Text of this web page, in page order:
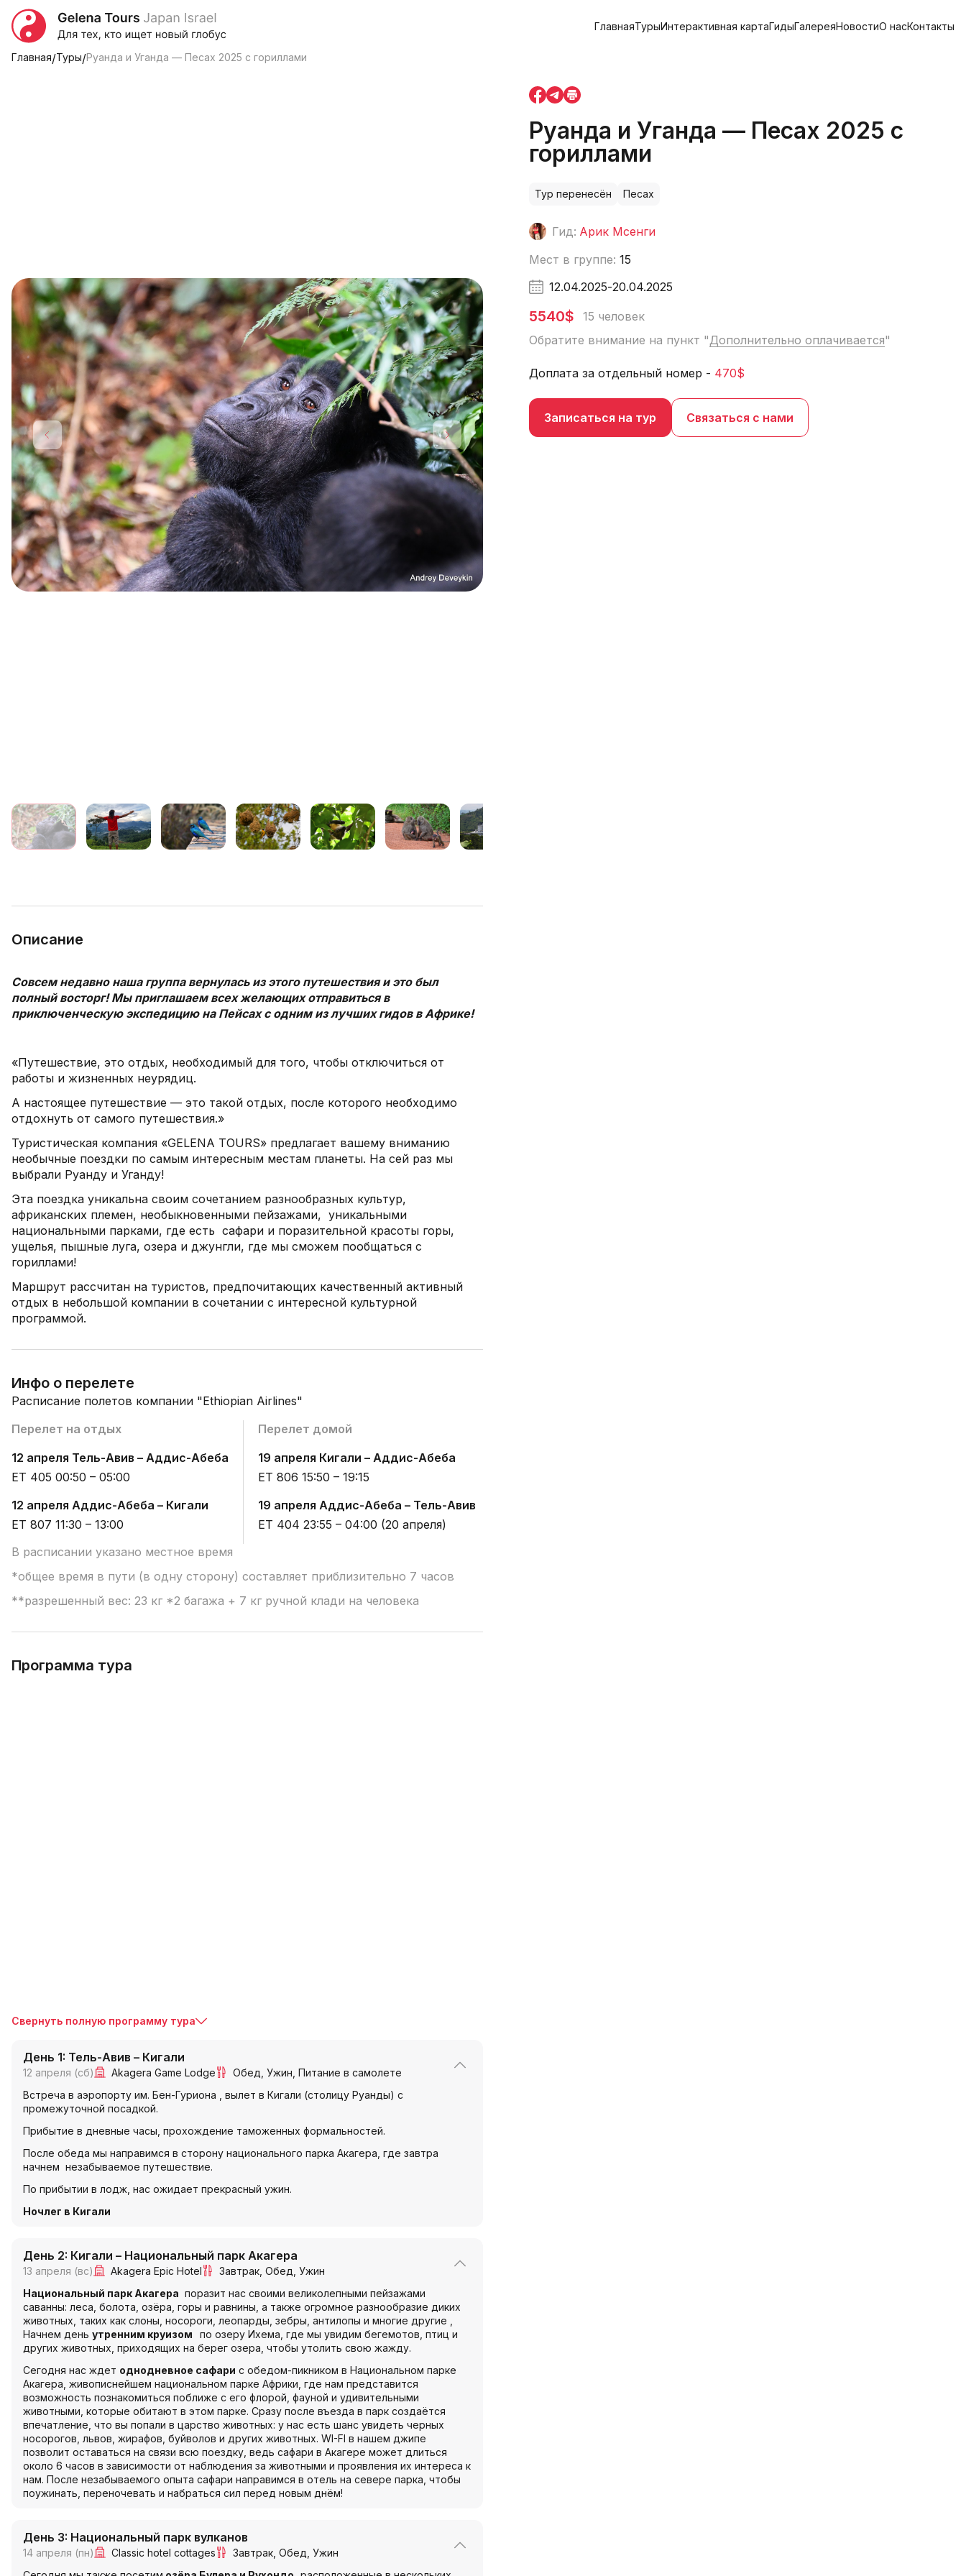
ГлавнаяТурыИнтерактивная картаГидыГалереяНовостиО насКонтакты
Главная/Туры/Руанда и Уганда — Песах 2025 с гориллами
Описание
Совсем недавно наша группа вернулась из этого путешествия и это был
полный восторг! Мы приглашаем всех желающих отправиться в
приключенческую экспедицию на Пейсах с одним из лучших гидов в Африке!
«Путешествие, это отдых, необходимый для того, чтобы отключиться от
работы и жизненных неурядиц.
А настоящее путешествие — это такой отдых, после которого необходимо
отдохнуть от самого путешествия.»
Туристическая компания «GELENA TOURS» предлагает вашему вниманию
необычные поездки по самым интересным местам планеты. На сей раз мы
выбрали Руанду и Уганду!
Эта поездка уникальна своим сочетанием разнообразных культур,
африканских племен, необыкновенными пейзажами, уникальными
национальными парками, где есть сафари и поразительной красоты горы,
ущелья, пышные луга, озера и джунгли, где мы сможем пообщаться с
гориллами!
Маршрут рассчитан на туристов, предпочитающих качественный активный
отдых в небольшой компании в сочетании с интересной культурной
программой.
Инфо о перелете
Расписание полетов компании "Ethiopian Airlines"
Перелет на отдых
12 апреля Тель-Авив – Аддис-Абеба
ET 405 00:50 – 05:00
12 апреля Аддис-Абеба – Кигали
ET 807 11:30 – 13:00
Перелет домой
19 апреля Кигали – Аддис-Абеба
ET 806 15:50 – 19:15
19 апреля Аддис-Абеба – Тель-Авив
ET 404 23:55 – 04:00 (20 апреля)
В расписании указано местное время
*общее время в пути (в одну сторону) составляет приблизительно 7 часов
**разрешенный вес: 23 кг *2 багажа + 7 кг ручной клади на человека
Программа тура
Свернуть полную программу тура
День 1: Тель-Авив – Кигали
12 апреля (сб) Akagera Game Lodge Обед Ужин Питание в самолете
Встреча в аэропорту им. Бен-Гуриона , вылет в Кигали (столицу Руанды) с
промежуточной посадкой.
Прибытие в дневные часы, прохождение таможенных формальностей.
После обеда мы направимся в сторону национального парка Акагера, где завтра
начнем незабываемое путешествие.
По прибытии в лодж, нас ожидает прекрасный ужин.
Ночлег в Кигали
День 2: Кигали – Национальный парк Акагера
13 апреля (вс) Akagera Epic Hotel Завтрак Обед Ужин
Национальный парк Акагера поразит нас своими великолепными пейзажами
саванны: леса, болота, озёра, горы и равнины, а также огромное разнообразие диких
животных, таких как слоны, носороги, леопарды, зебры, антилопы и многие другие ,
Начнем день утренним круизом
по озеру Ихема, где мы увидим бегемотов, птиц и
других животных, приходящих на берег озера, чтобы утолить свою жажду.
Сегодня нас ждет однодневное сафари с обедом-пикником в Национальном парке
Акагера, живописнейшем национальном парке Африки, где нам представится
возможность познакомиться поближе с его флорой, фауной и удивительными
животными, которые обитают в этом парке. Сразу после въезда в парк создаётся
впечатление, что вы попали в царство животных: у нас есть шанс увидеть черных
носорогов, львов, жирафов, буйволов и других животных. WI-FI в нашем джипе
позволит оставаться на связи всю поездку, ведь сафари в Акагере может длиться
около 6 часов в зависимости от наблюдения за животными и проявления их интереса к
нам. После незабываемого опыта сафари направимся в отель на севере парка, чтобы
поужинать, переночевать и набраться сил перед новым днём!
День 3: Национальный парк вулканов
14 апреля (пн) Classic hotel cottages Завтрак Обед Ужин
Руанда и Уганда — Песах 2025 с
гориллами
Тур перенесён Песах
Гид: Арик Мсенги
Мест в группе: 15
12.04.2025-20.04.2025
5540$
15 человек
Обратите внимание на пункт "Дополнительно оплачивается"
Доплата за отдельный номер - 470$
Записаться на тур Связаться с нами